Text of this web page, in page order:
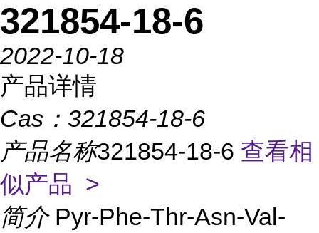
321854-18-6
2022-10-18
产品详情
Cas： 321854-18-6
产品名称321854-18-6 查看相
似产品 >
简介 Pyr-Phe-Thr-Asn-Val-